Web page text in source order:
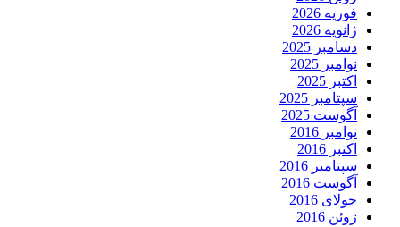
فوریه 2026
ژانویه 2026
دسامبر 2025
نوامبر 2025
اکتبر 2025
سپتامبر 2025
آگوست 2025
نوامبر 2016
اکتبر 2016
سپتامبر 2016
آگوست 2016
جولای 2016
ژوئن 2016